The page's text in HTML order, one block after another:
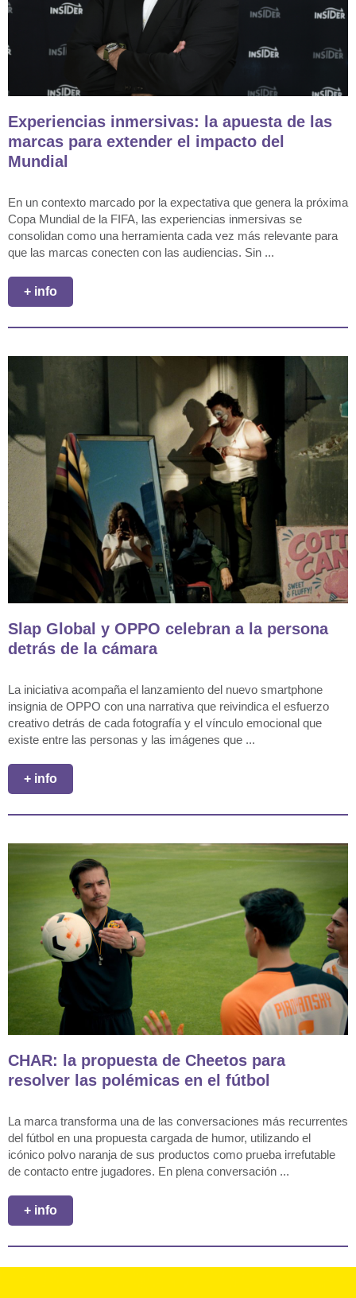
Experiencias inmersivas: la apuesta de las
marcas para extender el impacto del
Mundial
En un contexto marcado por la expectativa que genera la próxima
Copa Mundial de la FIFA, las experiencias inmersivas se
consolidan como una herramienta cada vez más relevante para
que las marcas conecten con las audiencias. Sin ...
+ info
Slap Global y OPPO celebran a la persona
detrás de la cámara
La iniciativa acompaña el lanzamiento del nuevo smartphone
insignia de OPPO con una narrativa que reivindica el esfuerzo
creativo detrás de cada fotografía y el vínculo emocional que
existe entre las personas y las imágenes que ...
+ info
CHAR: la propuesta de Cheetos para
resolver las polémicas en el fútbol
La marca transforma una de las conversaciones más recurrentes
del fútbol en una propuesta cargada de humor, utilizando el
icónico polvo naranja de sus productos como prueba irrefutable
de contacto entre jugadores. En plena conversación ...
+ info